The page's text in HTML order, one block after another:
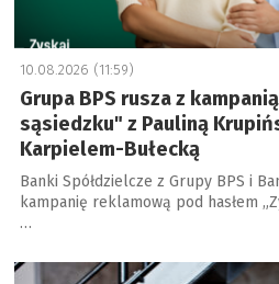
10.08.2026 (11:59)
Grupa BPS rusza z
sąsiedzku" z Pauliną
Karpielem-Bułecką
Banki Spółdzielcze z Grupy BPS i
kampanię reklamową pod hasłem
…
a